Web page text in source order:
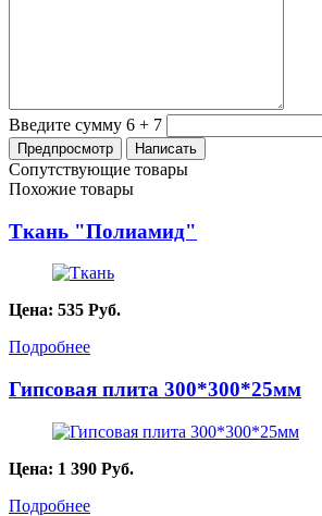
Введите сумму 6 + 7
Сопутствующие товары
Похожие товары
Ткань "Полиамид"
Цена: 535 Руб.
Подробнее
Гипсовая плита 300*300*25мм
Цена: 1 390 Руб.
Подробнее